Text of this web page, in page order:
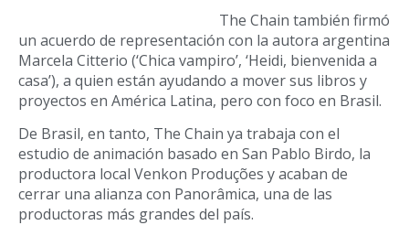
The Chain también firmó
un acuerdo de representación con la autora argentina
Marcela Citterio (‘Chica vampiro’, ‘Heidi, bienvenida a
casa’), a quien están ayudando a mover sus libros y
proyectos en América Latina, pero con foco en Brasil.
De Brasil, en tanto, The Chain ya trabaja con el
estudio de animación basado en San Pablo Birdo, la
productora local Venkon Produções y acaban de
cerrar una alianza con Panorâmica, una de las
productoras más grandes del país.